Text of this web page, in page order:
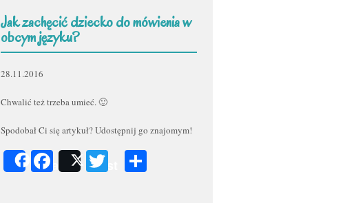
Jak zachęcić dziecko do mówienia w
obcym języku?
28.11.2016
Chwalić też trzeba umieć. 🙂
Spodobał Ci się artykuł? Udostępnij go znajomym!
ShareFacebook
Post Twitter